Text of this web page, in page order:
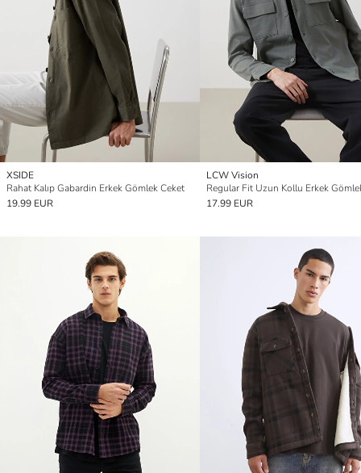
XSIDE
Rahat Kalıp Gabardin Erkek Gömlek Ceket
19.99 EUR
LCW Vision
Regular Fit Uzun Kollu Erkek
17.99 EUR